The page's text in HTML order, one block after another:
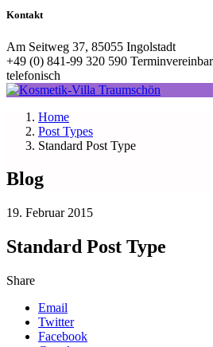
Kontakt
Am Seitweg 37, 85055 Ingolstadt
+49 (0) 841-99 320 590
telefonisch
Home
Post Types
Standard Post Type
Blog
19. Februar 2015
Standard Post Type
Share
Email
Twitter
Facebook